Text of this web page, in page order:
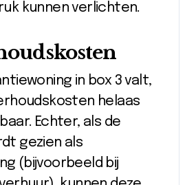
kunnen verlichten.
in box 3 valt,
helaas
Echter, als de
gezien als
(bijvoorbeeld bij